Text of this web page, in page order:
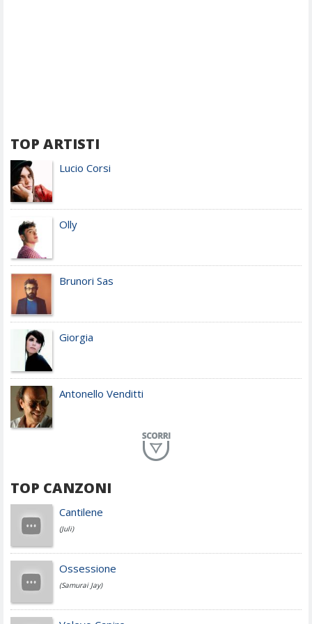
TOP ARTISTI
Lucio Corsi
Olly
Brunori Sas
Giorgia
Antonello Venditti
Achille Lauro
Cesare Cremonini
Jovanotti
TOP CANZONI
Cantilene
(Juli)
Ossessione
(Samurai Jay)